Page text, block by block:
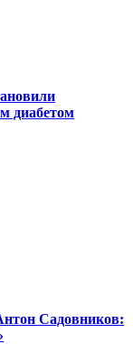
диабетом
Садовников: